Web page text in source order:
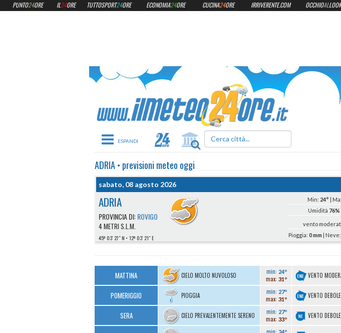
Toggle navigation
ADRIA• previsioni meteo oggi
sabato, 08 agosto 2026
ADRIA
PROVINCIA DI:ROVIGO
4 METRI S.L.M.
45º 03′ 27″ N 12º 03′ 21″ E
Min: 24° |
Umidità 76%
vento
Pioggia:0 mm |
MATTINA CIELO MOLTO NUVOLOSO min: 24º
max: 31º VENTO
POMERIGGIO PIOGGIA min: 27º
max: 31º VENTO DEBOLE
SERA CIELO PREVALENTEMENTE SERENO min: 27º
max: 33º VENTO DEBOLE
PUNTO24ORE IL24ORE TUTTOSPORT24ORE ECONOMIA24ORE CUCINA24ORE IRRIVERENTE.COM OCCHIOAL